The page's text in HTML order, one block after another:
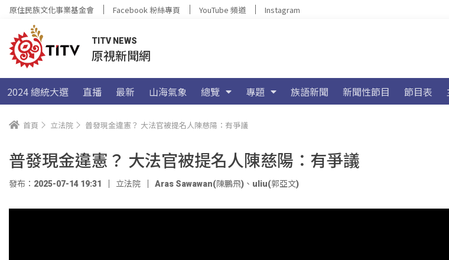
原住民族文化事業基金會 Facebook 粉絲專頁 YouTube 頻道 Instagram
TITV NEWS
原視新聞網
2024 總統大選 直播 最新 山海氣象 總覽 專題 族語新聞 新聞性節目 節目表
首頁 立法院 普發現金違憲？ 大法官被提名人陳慈陽：有爭議
普發現金違憲？ 大法官被提名人陳慈陽：有爭議
發布：2025-07-14 19:31 立法院 Aras Sawawan(陳鵬飛) 、 uliu(郭亞文)